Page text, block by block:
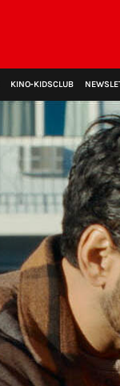
KINO‑KIDSCLUB